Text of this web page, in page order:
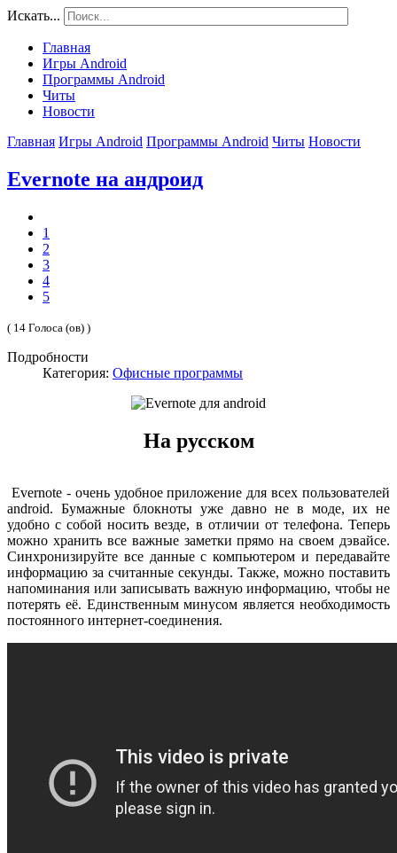
Искать...
Главная
Игры Android
Программы Android
Читы
Новости
Главная Игры Android Программы Android Читы Новости
Evernote на андроид
1
2
3
4
5
( 14 Голоса (ов) )
Подробности
Категория: Офисные программы
На русском
Evernote - очень удобное приложение для всех пользователей
android. Бумажные блокноты уже давно не в моде, их не
удобно с собой носить везде, в отличии от телефона. Теперь
можно хранить все важные заметки прямо на своем дэвайсе.
Синхронизируйте все данные с компьютером и передавайте
информацию за считанные секунды. Также, можно поставить
напоминания или записывать важную информацию, чтобы не
потерять её. Единственным минусом является необходимость
постоянного интернет-соединения.